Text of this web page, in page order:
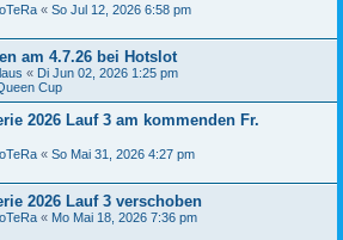
« So Jul 12, 2026 6:58 pm
am 4.7.26 bei Hotslot
« Di Jun 02, 2026 1:25 pm
Cup
2026 Lauf 3 am kommenden Fr.
« So Mai 31, 2026 4:27 pm
2026 Lauf 3 verschoben
« Mo Mai 18, 2026 7:36 pm